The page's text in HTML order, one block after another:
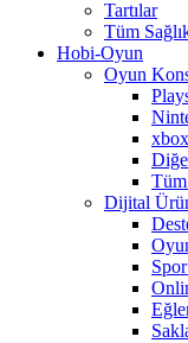
Tartılar
Tüm
Hobi-Oyun
Oyun
xbox
Dijital